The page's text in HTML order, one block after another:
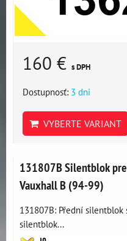
160 € s DPH
Dostupnosť: 3 dni
VYBERTE VARIANT
131807B Silentblok
Vauxhall B (94-99)
131807B: Přední
silentblok...